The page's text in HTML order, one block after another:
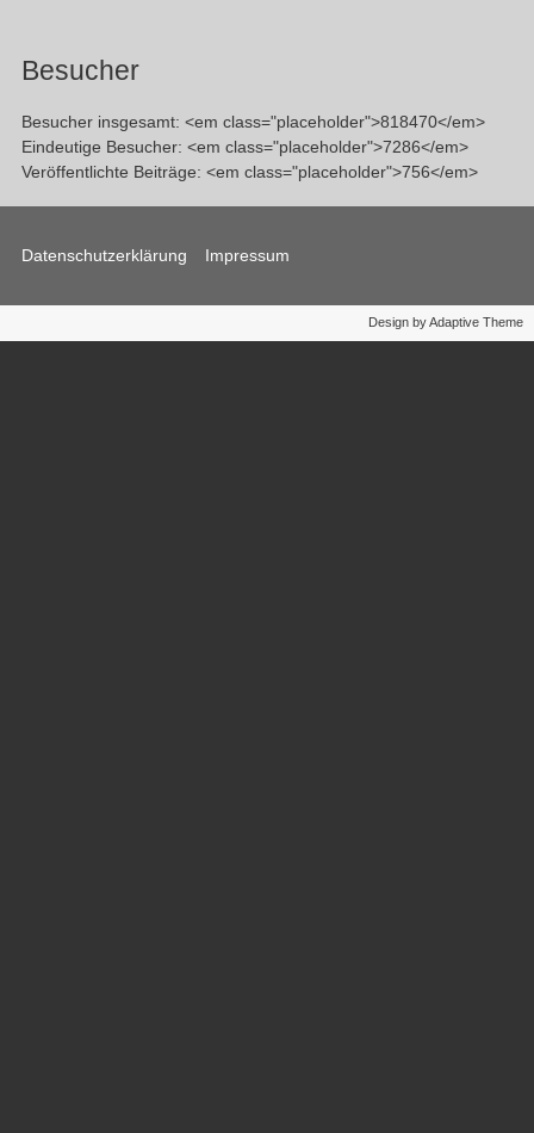
Besucher
Besucher insgesamt: <em class="placeholder">818470</em>
Eindeutige Besucher: <em class="placeholder">7286</em>
Veröffentlichte Beiträge: <em class="placeholder">756</em>
Footer
Datenschutzerklärung Impressum
Design by Adaptive Theme